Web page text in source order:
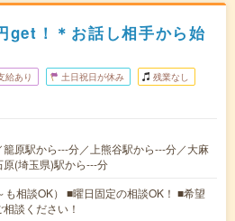
get！＊お話し相手から始
給あり 土日祝日が休み 残業なし
原駅から---分／上熊谷駅から---分／大麻
(埼玉県)駅から---分
も相談OK） ■曜日固定の相談OK！ ■希望
談ください！